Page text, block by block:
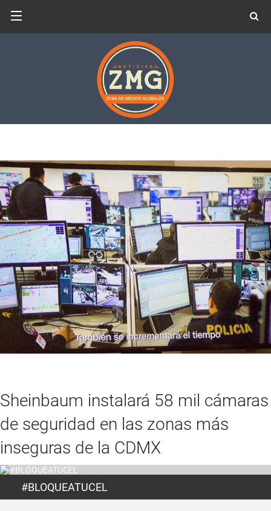
Sheinbaum instalará 58 mil cámaras
de seguridad en las zonas más
inseguras de la CDMX
#BLOQUEATUCEL